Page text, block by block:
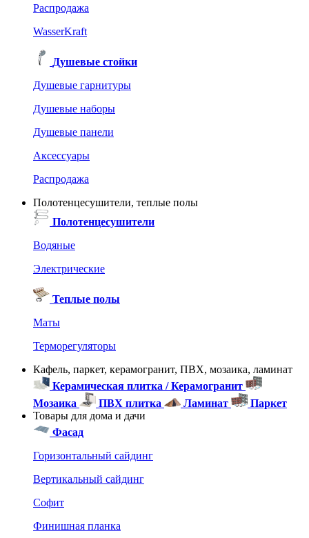
Распродажа
WasserKraft
Душевые стойки
Душевые гарнитуры
Душевые наборы
Душевые панели
Аксессуары
Распродажа
Полотенцесушители, теплые полы
Полотенцесушители
Водяные
Электрические
Теплые полы
Маты
Терморегуляторы
Кафель, паркет, керамогранит, ПВХ, мозаика, ламинат
Керамическая плитка / Керамогранит
Мозаика
ПВХ плитка Ламинат
Паркет
Товары для дома и дачи
Фасад
Горизонтальный сайдинг
Вертикальный сайдинг
Софит
Финишная планка